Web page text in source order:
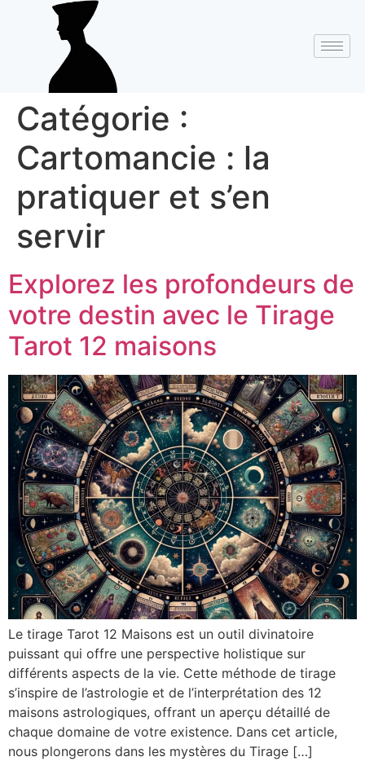
Catégorie :
Cartomancie : la
pratiquer et s’en
servir
Explorez les profondeurs de
votre destin avec le Tirage
Tarot 12 maisons
Le tirage Tarot 12 Maisons est un outil divinatoire
puissant qui offre une perspective holistique sur
différents aspects de la vie. Cette méthode de tirage
s’inspire de l’astrologie et de l’interprétation des 12
maisons astrologiques, offrant un aperçu détaillé de
chaque domaine de votre existence. Dans cet article,
nous plongerons dans les mystères du Tirage […]